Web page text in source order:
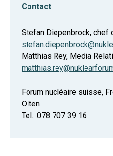
Contact
Stefan Diepenbrock, chef
Matthias Rey, Media
Forum nucléaire suisse,
Olten
Tel.: 078 707 39 16